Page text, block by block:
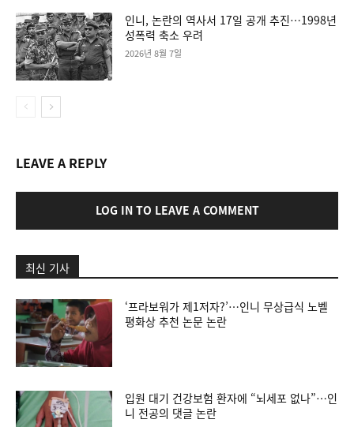
인니, 논란의 역사서 17일 공개 추진…1998년
성폭력 축소 우려
2026년 8월 7일
LEAVE A REPLY
LOG IN TO LEAVE A COMMENT
최신 기사
‘프라보워가 제1저자?’…인니 무상급식 노벨
평화상 추천 논문 논란
입원 대기 건강보험 환자에 “뇌세포 없나”…인
니 전공의 댓글 논란